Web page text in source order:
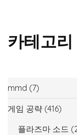
카테고리
mmd (7)
게임 공략 (416)
플라즈마 소드